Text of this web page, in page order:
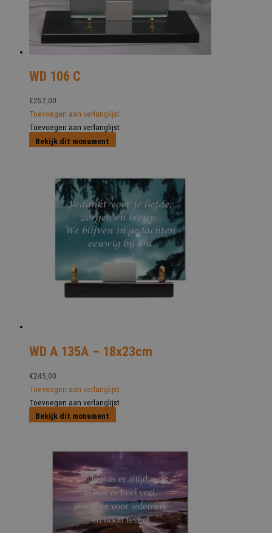
WD 106 C
€257,00
Toevoegen aan verlanglijst
Toevoegen aan verlanglijst
Bekijk dit monument
WD A 135A – 18x23cm
€245,00
Toevoegen aan verlanglijst
Toevoegen aan verlanglijst
Bekijk dit monument